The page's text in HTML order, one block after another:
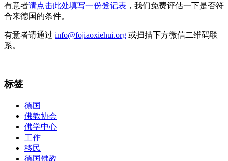
有意者请点击此处填写一份登记表 ，我们免费评估一下是否符
合来德国的条件。
有意者请通过 info@fojiaoxiehui.org 或扫描下方微信二维码联
系。
标签
德国
佛教协会
佛学中心
工作
移民
德国佛教